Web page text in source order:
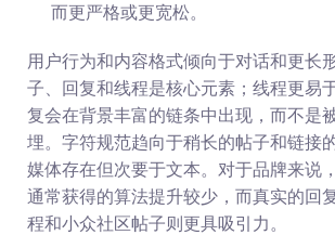
而更严格或更宽松。
用户行为和内容格式倾向于对话和更长
子、回复和线程是核心元素；线程更易
复会在背景丰富的链条中出现，而不是
埋。字符规范趋向于稍长的帖子和链接
媒体存在但次要于文本。对于品牌来说
通常获得的算法提升较少，而真实的回
程和小众社区帖子则更具吸引力。